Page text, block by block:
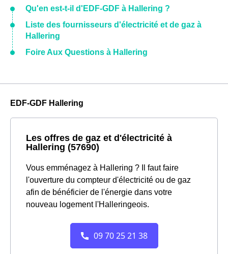
Qu'en est-t-il d'EDF-GDF à Hallering ?
Liste des fournisseurs d'électricité et de gaz à
Hallering
Foire Aux Questions à Hallering
EDF-GDF Hallering
Les offres de gaz et d'électricité à
Hallering (57690)
Vous emménagez à Hallering ? Il faut faire
l'ouverture du compteur d'électricité ou de gaz
afin de bénéficier de l'énergie dans votre
nouveau logement l'Halleringeois.